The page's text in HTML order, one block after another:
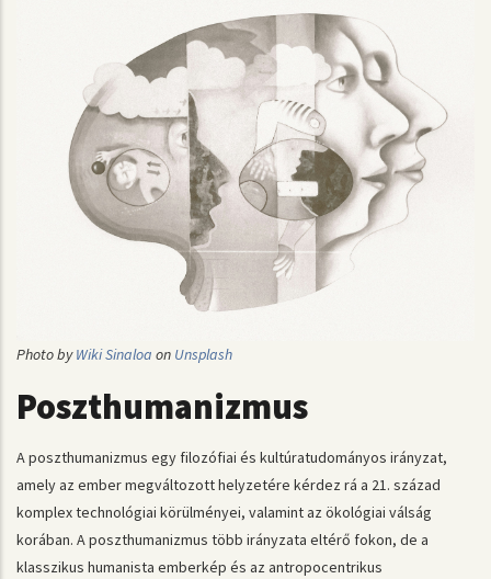
Photo byWiki Sinaloa on Unsplash
Poszthumanizmus
A poszthumanizmus egy filozófiai és kultúratudományos irányzat,
amely az ember megváltozott helyzetére kérdez rá a 21. század
komplex technológiai körülményei, valamint az ökológiai válság
korában. A poszthumanizmus több irányzata eltérő fokon, de a
klasszikus humanista emberkép és az antropocentrikus